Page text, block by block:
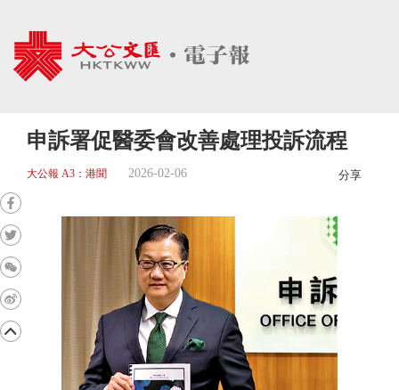
申訴署促醫委會改善處理投訴流程
大公報 A3：港聞 2026-02-06 分享